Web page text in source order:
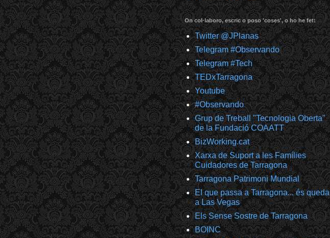
On col·laboro, escric o poso 'coses', o ho he fet:
Twitter @JPlanas
Telegram #Observando
Telegram #Tech
TEDxTarragona
Youtube
#Observando
Grup de Treball "Tecnologia Oberta"
de la Fundació COAATT
BizWorking.cat
Xarxa de Suport a les Famílies
Cuidadores de Tarragona
Tarragona Patrimoni Mundial
El que passa a Tarragona... és queda
a Las Vegas
Els Sense Sostre de Tarragona
BOINC